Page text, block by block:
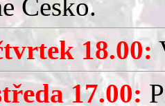
Česko.
18.00:
17.00: